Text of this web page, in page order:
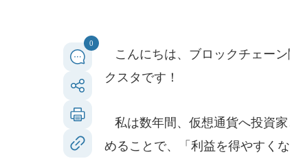
0
こんにちは、ブロックチェー
クスタです！
私は数年間、仮想通貨へ投資
めることで、「利益を得やすく